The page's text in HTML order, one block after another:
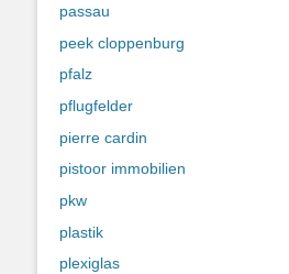
passau
peek cloppenburg
pfalz
pflugfelder
pierre cardin
pistoor immobilien
pkw
plastik
plexiglas